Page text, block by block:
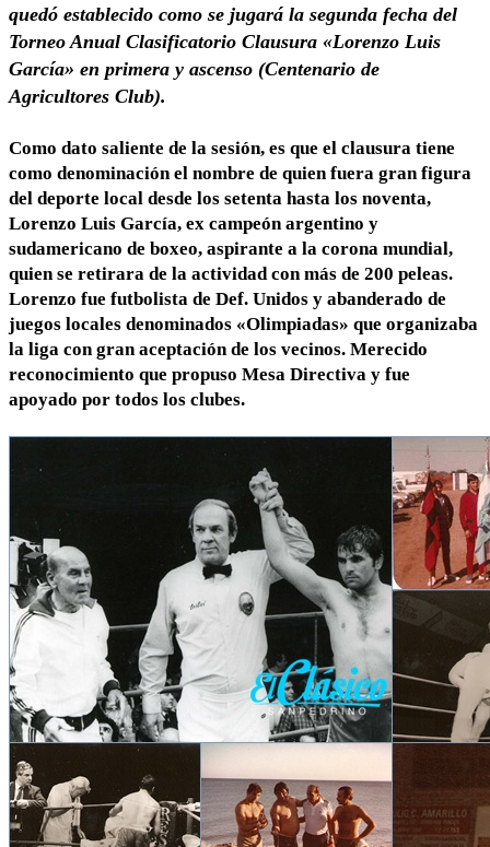
quedó establecido como se jugará la segunda fecha del
Torneo Anual Clasificatorio Clausura «Lorenzo Luis
García» en primera y ascenso (Centenario de
Agricultores Club).
Como dato saliente de la sesión, es que el clausura tiene
como denominación el nombre de quien fuera gran figura
del deporte local desde los setenta hasta los noventa,
Lorenzo Luis García, ex campeón argentino y
sudamericano de boxeo, aspirante a la corona mundial,
quien se retirara de la actividad con más de 200 peleas.
Lorenzo fue futbolista de Def. Unidos y abanderado de
juegos locales denominados «Olimpiadas» que organizaba
la liga con gran aceptación de los vecinos. Merecido
reconocimiento que propuso Mesa Directiva y fue
apoyado por todos los clubes.